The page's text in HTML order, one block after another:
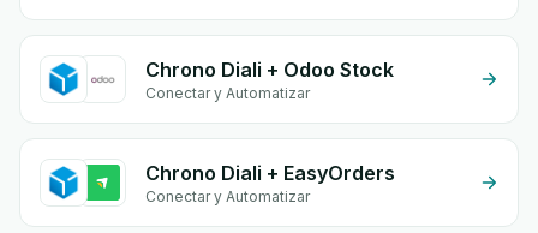
Chrono Diali + Odoo Stock
Conectar y Automatizar
Chrono Diali + EasyOrders
Conectar y Automatizar